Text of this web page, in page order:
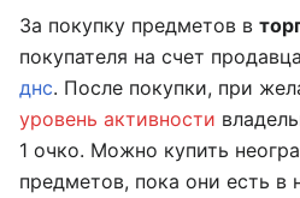
За покупку предметов в
покупателя на счет
днс. После покупки, при
уровень активности
1 очко. Можно купить
предметов, пока они есть в